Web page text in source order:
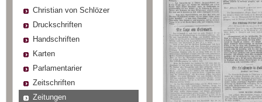
Christian von Schlözer
Druckschriften
Handschriften
Karten
Parlamentarier
Zeitschriften
Zeitungen